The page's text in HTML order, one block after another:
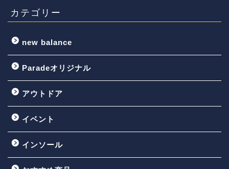
カテゴリー
new balance
Paradeオリジナル
アウトドア
イベント
インソール